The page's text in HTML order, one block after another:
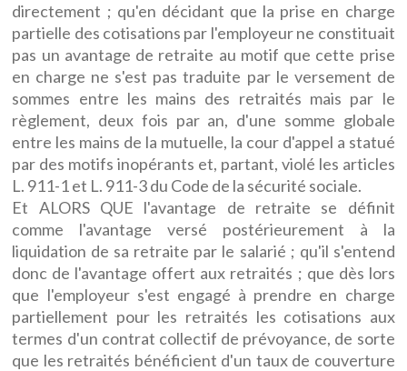
directement ; qu'en décidant que la prise en charge
partielle des cotisations par l'employeur ne constituait
pas un avantage de retraite au motif que cette prise
en charge ne s'est pas traduite par le versement de
sommes entre les mains des retraités mais par le
règlement, deux fois par an, d'une somme globale
entre les mains de la mutuelle, la cour d'appel a statué
par des motifs inopérants et, partant, violé les articles
L. 911-1 et L. 911-3 du Code de la sécurité sociale.
Et ALORS QUE l'avantage de retraite se définit
comme l'avantage versé postérieurement à la
liquidation de sa retraite par le salarié ; qu'il s'entend
donc de l'avantage offert aux retraités ; que dès lors
que l'employeur s'est engagé à prendre en charge
partiellement pour les retraités les cotisations aux
termes d'un contrat collectif de prévoyance, de sorte
que les retraités bénéficient d'un taux de couverture